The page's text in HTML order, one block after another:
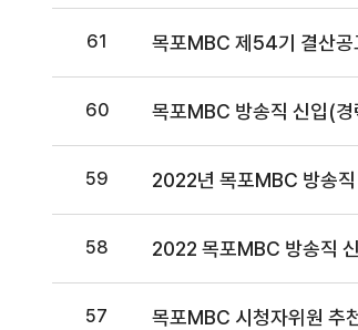
61 목포MBC 제54기 결산공
60 목포MBC 방송직 신입(
59 2022년 목포MBC 방송
58 2022 목포MBC 방송직
57 목포MBC 시청자위원 추